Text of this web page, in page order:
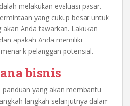
melakukan evaluasi pasar.
yang cukup besar untuk
Anda tawarkan. Lakukan
apakah Anda memiliki
pelanggan potensial.
bisnis
panduan yang akan membantu
langkah selanjutnya dalam